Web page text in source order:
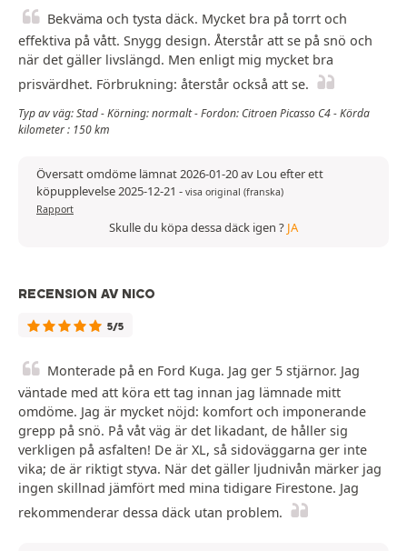
Bekväma och tysta däck. Mycket bra på torrt och
effektiva på vått. Snygg design. Återstår att se på snö och
när det gäller livslängd. Men enligt mig mycket bra
prisvärdhet. Förbrukning: återstår också att se.
Typ av väg: Stad - Körning: normalt - Fordon: Citroen Picasso C4 - Körda
kilometer : 150 km
Översatt omdöme lämnat 2026-01-20 av Lou efter ett
köpupplevelse 2025-12-21 - visa original (franska)
Rapport
Skulle du köpa dessa däck igen ? JA
RECENSION AV NICO
5/5
Monterade på en Ford Kuga. Jag ger 5 stjärnor. Jag
väntade med att köra ett tag innan jag lämnade mitt
omdöme. Jag är mycket nöjd: komfort och imponerande
grepp på snö. På våt väg är det likadant, de håller sig
verkligen på asfalten! De är XL, så sidoväggarna ger inte
vika; de är riktigt styva. När det gäller ljudnivån märker jag
ingen skillnad jämfört med mina tidigare Firestone. Jag
rekommenderar dessa däck utan problem.